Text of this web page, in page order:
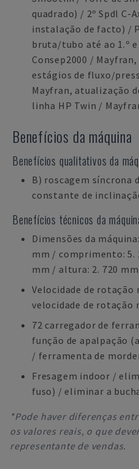
quadrado) / 2º Spdl C-
instalação de facto) /
bruta/tubo até ao 1.º
Consep2000 /
estágios de fluxo/
Mayfran, atualização
linha HP Twin /
Benefícios da máquina
Benefícios qualitativos da
B) roscagem síncrona
constante de
Benefícios técnicos da
Dimensões da
mm / comprimento: 5.
mm / altura: 2. 720
Velocidade de rotação
velocidade de rotação
72 carregador de
função de apalpação
/ ferramenta de
Fresagem indoor /
fuso) / eliminar a
*Pode haver diferenças
os valores reais, o que
representante de vendas.